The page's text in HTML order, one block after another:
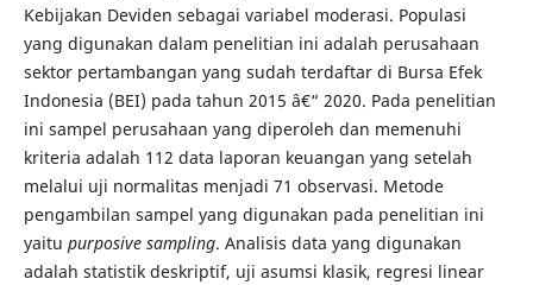
Kebijakan Deviden sebagai variabel moderasi. Populasi
yang digunakan dalam penelitian ini adalah perusahaan
sektor pertambangan yang sudah terdaftar di Bursa Efek
Indonesia (BEI) pada tahun 2015 â€“ 2020. Pada penelitian
ini sampel perusahaan yang diperoleh dan memenuhi
kriteria adalah 112 data laporan keuangan yang setelah
melalui uji normalitas menjadi 71 observasi. Metode
pengambilan sampel yang digunakan pada penelitian ini
yaitu purposive sampling. Analisis data yang digunakan
adalah statistik deskriptif, uji asumsi klasik, regresi linear